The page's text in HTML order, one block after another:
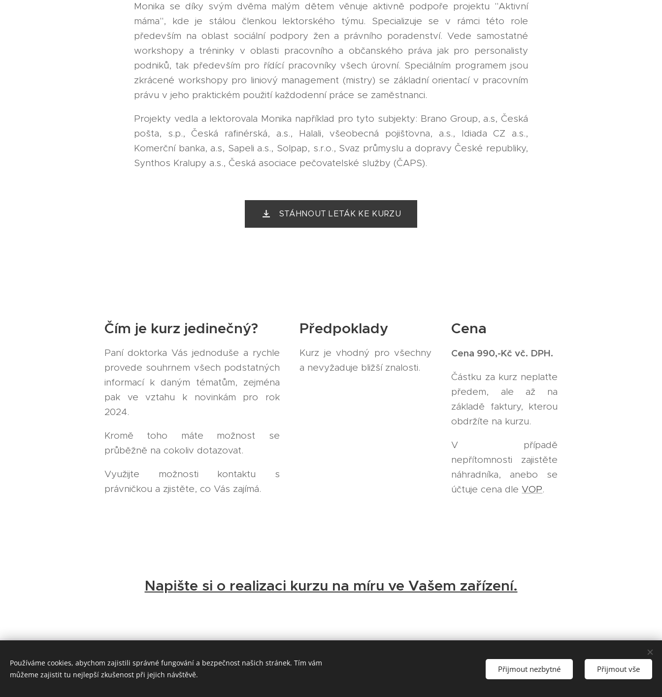
Monika se díky svým dvěma malým dětem věnuje aktivně podpoře projektu "Aktivní
máma", kde je stálou členkou lektorského týmu. Specializuje se v rámci této role
především na oblast sociální podpory žen a právního poradenství. Vede samostatné
workshopy a tréninky v oblasti pracovního a občanského práva jak pro personalisty
podniků, tak především pro řídící pracovníky všech úrovní. Speciálním programem jsou
zkrácené workshopy pro liniový management (mistry) se základní orientací v pracovním
právu v jeho praktickém použití každodenní práce se zaměstnanci.
Projekty vedla a lektorovala Monika například pro tyto subjekty: Brano Group, a.s, Česká
pošta, s.p., Česká rafinérská, a.s., Halali, všeobecná pojišťovna, a.s., Idiada CZ a.s.,
Komerční banka, a.s, Sapeli a.s., Solpap, s.r.o., Svaz průmyslu a dopravy České republiky,
Synthos Kralupy a.s., Česká asociace pečovatelské služby (ČAPS).
STÁHNOUT LETÁK KE KURZU
Čím je kurz jedinečný?
Paní doktorka Vás jednoduše a rychle
provede souhrnem všech podstatných
informací k daným tématům, zejména
pak ve vztahu k novinkám pro rok
2024.
Kromě toho máte možnost se
průběžně na cokoliv dotazovat.
Využijte možnosti kontaktu s
právničkou a zjistěte, co Vás zajímá.
Předpoklady
Kurz je vhodný pro všechny
a nevyžaduje bližší znalosti.
Cena
Cena 990,-Kč vč. DPH.
Částku za kurz neplaťte
předem, ale až na
základě faktury, kterou
obdržíte na kurzu.
V případě
nepřítomnosti zajistěte
náhradníka, anebo se
účtuje cena dleVOP.
Napište si o realizaci kurzu na míru ve Vašem zařízení.
Mgr. Jiří Vlček, DiS.
Používáme cookies, abychom zajistili správné fungování a bezpečnost našich stránek. Tím vám
můžeme zajistit tu nejlepší zkušenost při jejich návštěvě.
Přijmout nezbytné Přijmout vše